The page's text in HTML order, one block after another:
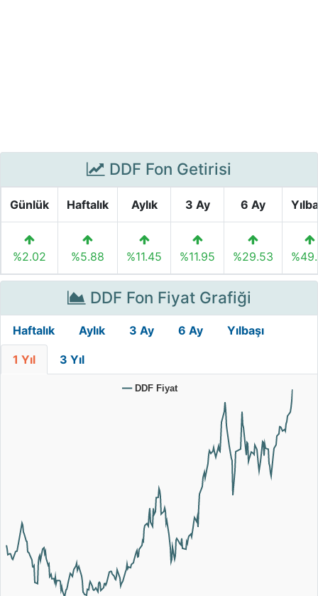
DDF Fon Getirisi
Günlük Haftalık Aylık 3 Ay 6 Ay
%2.02 %5.88 %11.45 %11.95 %29.53
DDF Fon Fiyat Grafiği
Haftalık Aylık 3 Ay 6 Ay Yılbaşı
1 Yıl 3 Yıl